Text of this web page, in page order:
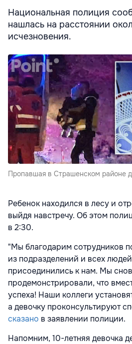
Национальная полиция
нашлась на расстоянии
исчезновения.
Пропавшая в Страшенском районе
Ребенок находился в лесу и
выйдя навстречу. Об этом
в 2:30.
"Мы благодарим сотрудников
из подразделений и всех
присоединились к нам. Мы
продемонстрировали, что
успеха! Наши коллеги
а девочку проконсультируют
сказано в заявлении полиции.
Напомним, 10-летняя девочка